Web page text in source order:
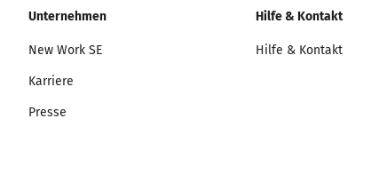
Unternehmen
New Work SE
Karriere
Presse
Hilfe & Kontakt
Hilfe & Kontakt